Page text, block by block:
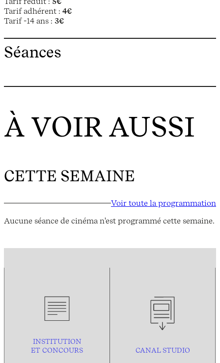
Tarif adhérent : 4€
Tarif -14 ans : 3€
Séances
À VOIR AUSSI
CETTE SEMAINE
Voir toute la programmation
Aucune séance de cinéma n'est programmé cette semaine.
INSTITUTION
ET CONCOURS
CANAL STUDIO